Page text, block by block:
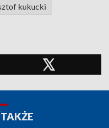
kukucki